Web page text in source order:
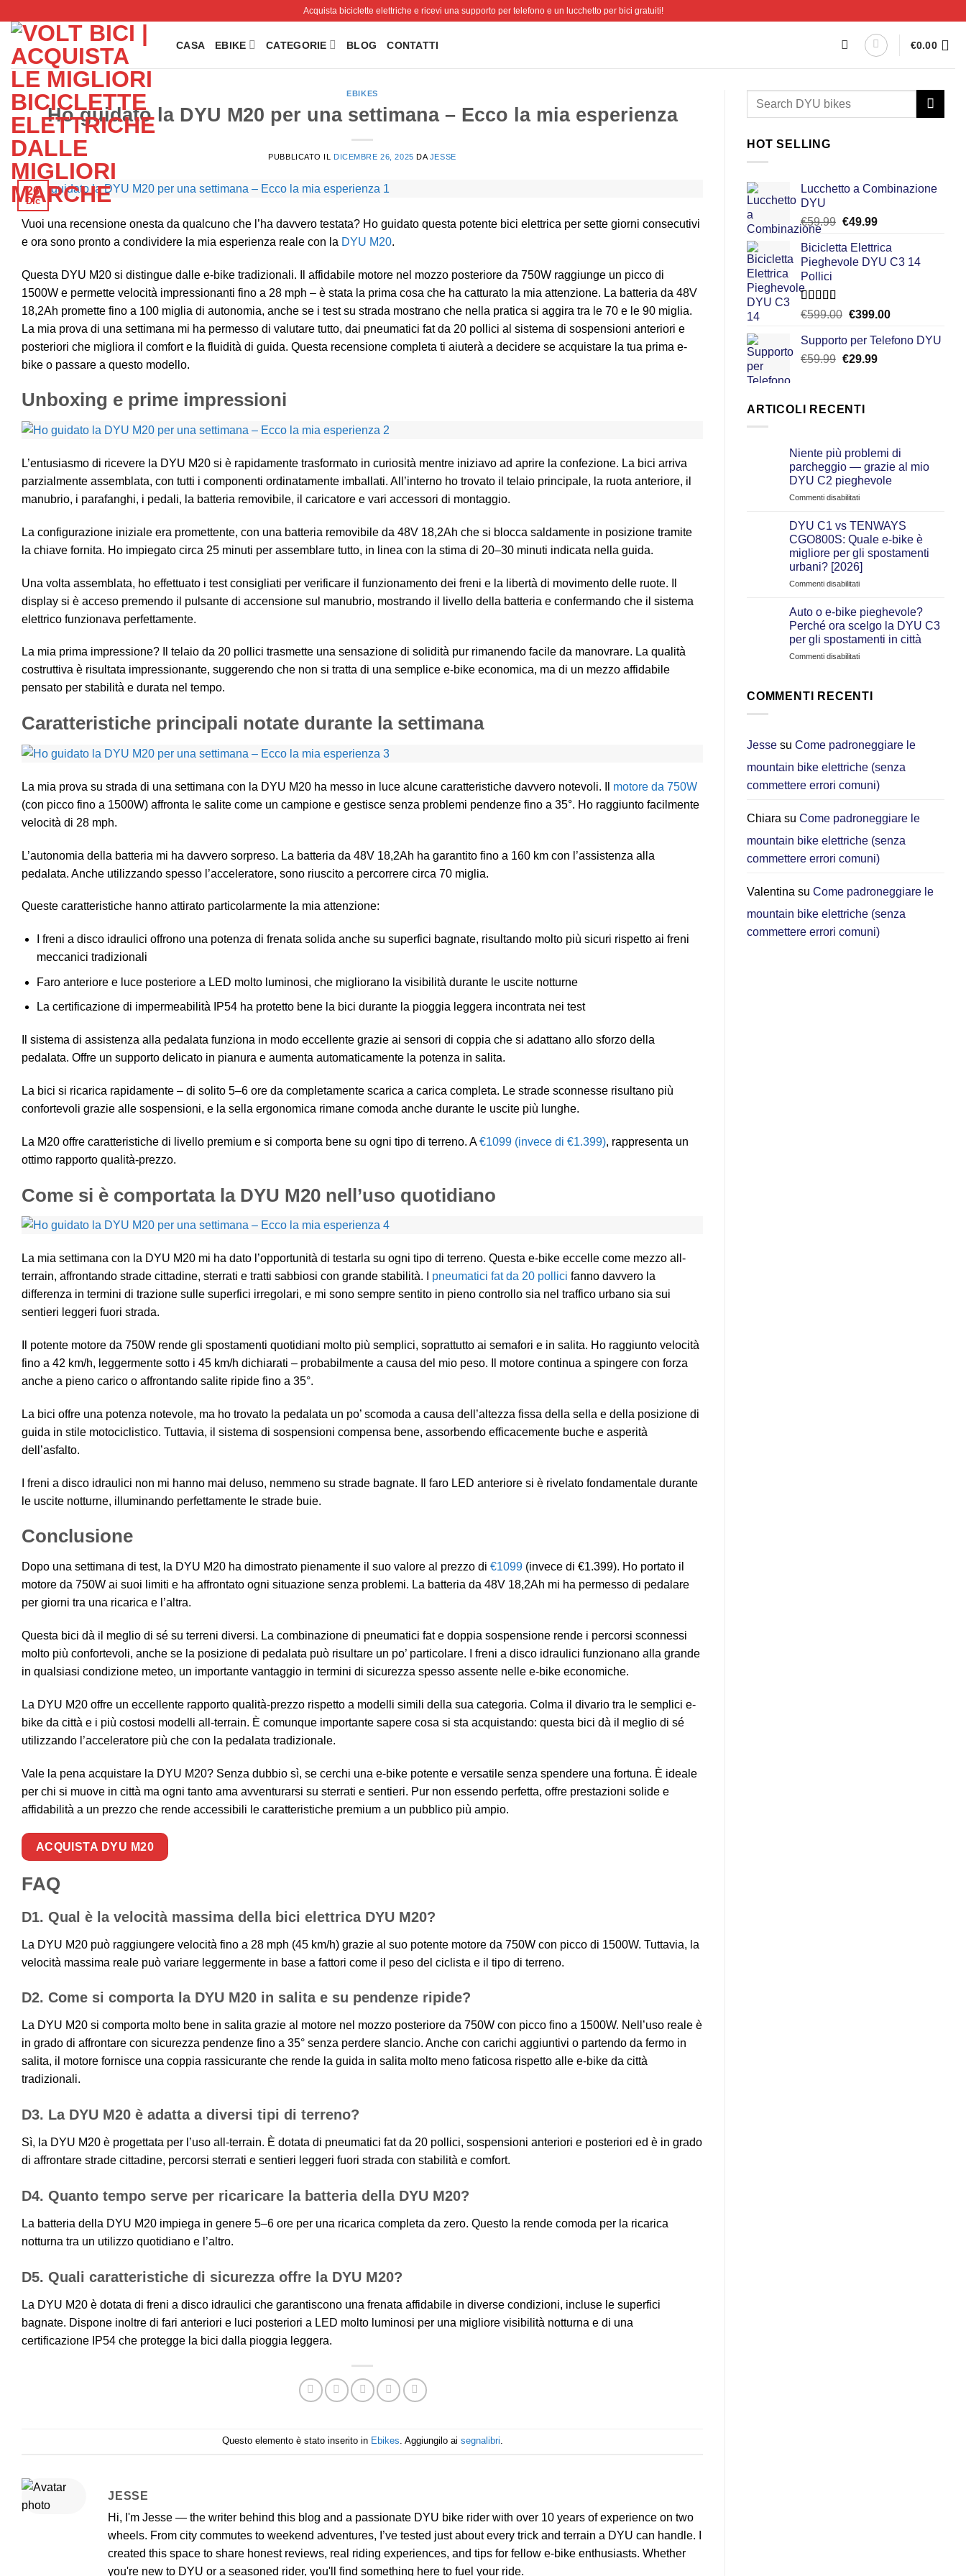
contenuti
Acquista biciclette elettriche e ricevi una supporto per telefono e un lucchetto per bici gratuiti!
CASA EBIKE CATEGORIE BLOG CONTATTI €0.00
EBIKES
Ho guidato la DYU M20 per una settimana – Ecco la mia esperienza
PUBBLICATO IL DICEMBRE 26, 2025 DA JESSE
26
Dic
Vuoi una recensione onesta da qualcuno che l’ha davvero testata? Ho guidato questa potente bici elettrica per sette giorni consecutivi
e ora sono pronto a condividere la mia esperienza reale con la DYU M20.
Questa DYU M20 si distingue dalle e-bike tradizionali. Il affidabile motore nel mozzo posteriore da 750W raggiunge un picco di
1500W e permette velocità impressionanti fino a 28 mph – è stata la prima cosa che ha catturato la mia attenzione. La batteria da 48V
18,2Ah promette fino a 100 miglia di autonomia, anche se i test su strada mostrano che nella pratica si aggira tra le 70 e le 90 miglia.
La mia prova di una settimana mi ha permesso di valutare tutto, dai pneumatici fat da 20 pollici al sistema di sospensioni anteriori e
posteriori che migliora il comfort e la fluidità di guida. Questa recensione completa ti aiuterà a decidere se acquistare la tua prima e-
bike o passare a questo modello.
Unboxing e prime impressioni
L’entusiasmo di ricevere la DYU M20 si è rapidamente trasformato in curiosità mentre iniziavo ad aprire la confezione. La bici arriva
parzialmente assemblata, con tutti i componenti ordinatamente imballati. All’interno ho trovato il telaio principale, la ruota anteriore, il
manubrio, i parafanghi, i pedali, la batteria removibile, il caricatore e vari accessori di montaggio.
La configurazione iniziale era promettente, con una batteria removibile da 48V 18,2Ah che si blocca saldamente in posizione tramite
la chiave fornita. Ho impiegato circa 25 minuti per assemblare tutto, in linea con la stima di 20–30 minuti indicata nella guida.
Una volta assemblata, ho effettuato i test consigliati per verificare il funzionamento dei freni e la libertà di movimento delle ruote. Il
display si è acceso premendo il pulsante di accensione sul manubrio, mostrando il livello della batteria e confermando che il sistema
elettrico funzionava perfettamente.
La mia prima impressione? Il telaio da 20 pollici trasmette una sensazione di solidità pur rimanendo facile da manovrare. La qualità
costruttiva è risultata impressionante, suggerendo che non si tratta di una semplice e-bike economica, ma di un mezzo affidabile
pensato per stabilità e durata nel tempo.
Caratteristiche principali notate durante la settimana
La mia prova su strada di una settimana con la DYU M20 ha messo in luce alcune caratteristiche davvero notevoli. Il motore da 750W
(con picco fino a 1500W) affronta le salite come un campione e gestisce senza problemi pendenze fino a 35°. Ho raggiunto facilmente
velocità di 28 mph.
L’autonomia della batteria mi ha davvero sorpreso. La batteria da 48V 18,2Ah ha garantito fino a 160 km con l’assistenza alla
pedalata. Anche utilizzando spesso l’acceleratore, sono riuscito a percorrere circa 70 miglia.
Queste caratteristiche hanno attirato particolarmente la mia attenzione:
I freni a disco idraulici offrono una potenza di frenata solida anche su superfici bagnate, risultando molto più sicuri rispetto ai freni
meccanici tradizionali
Faro anteriore e luce posteriore a LED molto luminosi, che migliorano la visibilità durante le uscite notturne
La certificazione di impermeabilità IP54 ha protetto bene la bici durante la pioggia leggera incontrata nei test
Il sistema di assistenza alla pedalata funziona in modo eccellente grazie ai sensori di coppia che si adattano allo sforzo della
pedalata. Offre un supporto delicato in pianura e aumenta automaticamente la potenza in salita.
La bici si ricarica rapidamente – di solito 5–6 ore da completamente scarica a carica completa. Le strade sconnesse risultano più
confortevoli grazie alle sospensioni, e la sella ergonomica rimane comoda anche durante le uscite più lunghe.
La M20 offre caratteristiche di livello premium e si comporta bene su ogni tipo di terreno. A€1099 (invece di €1.399), rappresenta un
ottimo rapporto qualità-prezzo.
Come si è comportata la DYU M20 nell’uso quotidiano
La mia settimana con la DYU M20 mi ha dato l’opportunità di testarla su ogni tipo di terreno. Questa e-bike eccelle come mezzo all-
terrain, affrontando strade cittadine, sterrati e tratti sabbiosi con grande stabilità. I pneumatici fat da 20 pollici fanno davvero la
differenza in termini di trazione sulle superfici irregolari, e mi sono sempre sentito in pieno controllo sia nel traffico urbano sia sui
sentieri leggeri fuori strada.
Il potente motore da 750W rende gli spostamenti quotidiani molto più semplici, soprattutto ai semafori e in salita. Ho raggiunto velocità
fino a 42 km/h, leggermente sotto i 45 km/h dichiarati – probabilmente a causa del mio peso. Il motore continua a spingere con forza
anche a pieno carico o affrontando salite ripide fino a 35°.
La bici offre una potenza notevole, ma ho trovato la pedalata un po’ scomoda a causa dell’altezza fissa della sella e della posizione di
guida in stile motociclistico. Tuttavia, il sistema di sospensioni compensa bene, assorbendo efficacemente buche e asperità
dell’asfalto.
I freni a disco idraulici non mi hanno mai deluso, nemmeno su strade bagnate. Il faro LED anteriore si è rivelato fondamentale durante
le uscite notturne, illuminando perfettamente le strade buie.
Conclusione
Dopo una settimana di test, la DYU M20 ha dimostrato pienamente il suo valore al prezzo di €1099 (invece di €1.399). Ho portato il
motore da 750W ai suoi limiti e ha affrontato ogni situazione senza problemi. La batteria da 48V 18,2Ah mi ha permesso di pedalare
per giorni tra una ricarica e l’altra.
Questa bici dà il meglio di sé su terreni diversi. La combinazione di pneumatici fat e doppia sospensione rende i percorsi sconnessi
molto più confortevoli, anche se la posizione di pedalata può risultare un po’ particolare. I freni a disco idraulici funzionano alla grande
in qualsiasi condizione meteo, un importante vantaggio in termini di sicurezza spesso assente nelle e-bike economiche.
La DYU M20 offre un eccellente rapporto qualità-prezzo rispetto a modelli simili della sua categoria. Colma il divario tra le semplici e-
bike da città e i più costosi modelli all-terrain. È comunque importante sapere cosa si sta acquistando: questa bici dà il meglio di sé
utilizzando l’acceleratore più che con la pedalata tradizionale.
Vale la pena acquistare la DYU M20? Senza dubbio sì, se cerchi una e-bike potente e versatile senza spendere una fortuna. È ideale
per chi si muove in città ma ogni tanto ama avventurarsi su sterrati e sentieri. Pur non essendo perfetta, offre prestazioni solide e
affidabilità a un prezzo che rende accessibili le caratteristiche premium a un pubblico più ampio.
ACQUISTA DYU M20
FAQ
D1. Qual è la velocità massima della bici elettrica DYU M20?
La DYU M20 può raggiungere velocità fino a 28 mph (45 km/h) grazie al suo potente motore da 750W con picco di 1500W. Tuttavia, la
velocità massima reale può variare leggermente in base a fattori come il peso del ciclista e il tipo di terreno.
D2. Come si comporta la DYU M20 in salita e su pendenze ripide?
La DYU M20 si comporta molto bene in salita grazie al motore nel mozzo posteriore da 750W con picco fino a 1500W. Nell’uso reale è
in grado di affrontare con sicurezza pendenze fino a 35° senza perdere slancio. Anche con carichi aggiuntivi o partendo da fermo in
salita, il motore fornisce una coppia rassicurante che rende la guida in salita molto meno faticosa rispetto alle e-bike da città
tradizionali.
D3. La DYU M20 è adatta a diversi tipi di terreno?
Sì, la DYU M20 è progettata per l’uso all-terrain. È dotata di pneumatici fat da 20 pollici, sospensioni anteriori e posteriori ed è in grado
di affrontare strade cittadine, percorsi sterrati e sentieri leggeri fuori strada con stabilità e comfort.
D4. Quanto tempo serve per ricaricare la batteria della DYU M20?
La batteria della DYU M20 impiega in genere 5–6 ore per una ricarica completa da zero. Questo la rende comoda per la ricarica
notturna tra un utilizzo quotidiano e l’altro.
D5. Quali caratteristiche di sicurezza offre la DYU M20?
La DYU M20 è dotata di freni a disco idraulici che garantiscono una frenata affidabile in diverse condizioni, incluse le superfici
bagnate. Dispone inoltre di fari anteriori e luci posteriori a LED molto luminosi per una migliore visibilità notturna e di una
certificazione IP54 che protegge la bici dalla pioggia leggera.
Questo elemento è stato inserito in Ebikes. Aggiungilo ai segnalibri.
JESSE
Hi, I'm Jesse — the writer behind this blog and a passionate DYU bike rider with over 10 years of experience on two
wheels. From city commutes to weekend adventures, I’ve tested just about every trick and terrain a DYU can handle. I
created this space to share honest reviews, real riding experiences, and tips for fellow e-bike enthusiasts. Whether
you're new to DYU or a seasoned rider, you'll find something here to fuel your ride.
HOT SELLING
Lucchetto a Combinazione
DYU
€59.99 Il
originale
era:
€49.99Il
attuale
è:
Bicicletta Elettrica
Pieghevole DYU C3 14
Pollici
Valutato
€599.00 Il
originale
era:
€399.00Il
attuale
Supporto per Telefono DYU
€59.99 Il
era:
€29.99Il
ARTICOLI RECENTI
Niente più problemi di
parcheggio — grazie al mio
DYU C2 pieghevole
Commenti disabilitatisu
più
problemi
di
parcheggio
—
grazie
mio
DYU
C2
pieghevole
DYU C1 vs TENWAYS
CGO800S: Quale e‑bike è
migliore per gli spostamenti
urbani? [2026]
Commenti disabilitatisu
C1
vs
TENWAYS
CGO800S:
Quale
migliore
urbani?
[2026]
Auto o e-bike pieghevole?
Perché ora scelgo la DYU C3
per gli spostamenti in città
Commenti disabilitatisu
e-
ora
scelgo
la
C3
gli
spostamenti
in
COMMENTI RECENTI
Jesse su Come padroneggiare le
mountain bike elettriche (senza
commettere errori comuni)
Chiara su Come padroneggiare le
mountain bike elettriche (senza
commettere errori comuni)
Valentina su Come padroneggiare le
mountain bike elettriche (senza
commettere errori comuni)